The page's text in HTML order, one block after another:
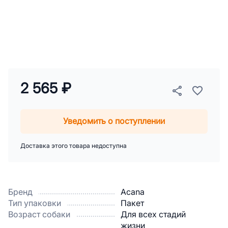
Бренд
Acana
Тип упаковки
Пакет
Возраст собаки
Для всех стадий
жизни
2 565 ₽
Уведомить о поступлении
Доставка этого товара недоступна